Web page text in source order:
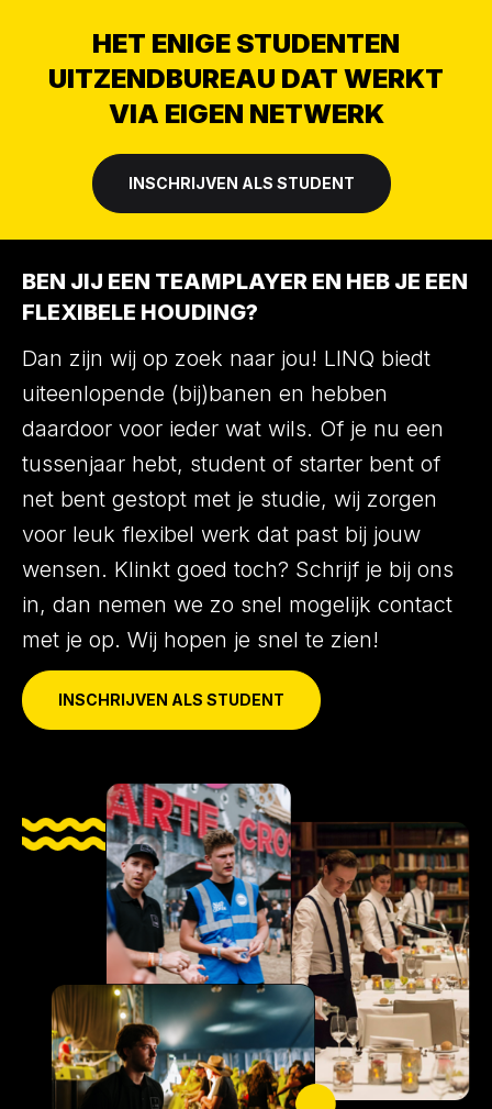
HET ENIGE STUDENTEN
UITZENDBUREAU DAT WERKT
VIA EIGEN NETWERK
INSCHRIJVEN ALS STUDENT
BEN JIJ EEN TEAMPLAYER EN HEB JE EEN
FLEXIBELE HOUDING?
Dan zijn wij op zoek naar jou! LINQ biedt
uiteenlopende (bij)banen en hebben
daardoor voor ieder wat wils. Of je nu een
tussenjaar hebt, student of starter bent of
net bent gestopt met je studie, wij zorgen
voor leuk flexibel werk dat past bij jouw
wensen. Klinkt goed toch? Schrijf je bij ons
in, dan nemen we zo snel mogelijk contact
met je op. Wij hopen je snel te zien!
INSCHRIJVEN ALS STUDENT